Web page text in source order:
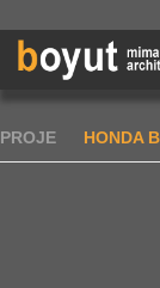
PROJE HONDA